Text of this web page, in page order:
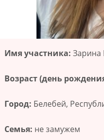
Имя участника: Зарина
Возраст (день
Город: Белебей,
Семья: не замужем